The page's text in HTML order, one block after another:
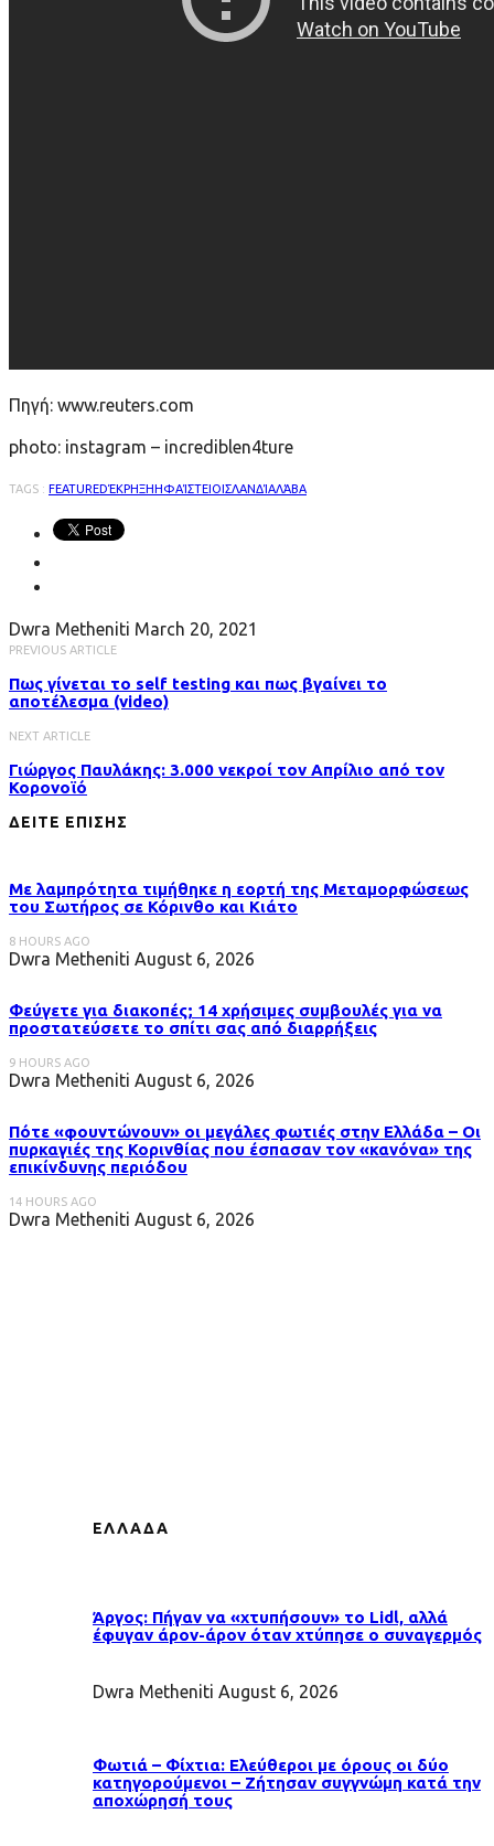
Πηγή: www.reuters.com
photo: instagram – incrediblen4ture
TAGS : FEATUREDΈΚΡΗΞΗΗΦΑΊΣΤΕΙΟΙΣΛΑΝΔΊΑΛΆΒΑ
Dwra Metheniti March 20, 2021
PREVIOUS ARTICLE
Πως γίνεται το self testing και πως βγαίνει το
αποτέλεσμα (video)
NEXT ARTICLE
Γιώργος Παυλάκης: 3.000 νεκροί τον Απρίλιο από τον
Κορονοϊό
ΔΕΙΤΕ ΕΠΙΣΗΣ
Με λαμπρότητα τιμήθηκε η εορτή της Μεταμορφώσεως
του Σωτήρος σε Κόρινθο και Κιάτο
8 HOURS AGO
Dwra Metheniti August 6, 2026
Φεύγετε για διακοπές; 14 χρήσιμες συμβουλές για να
προστατεύσετε το σπίτι σας από διαρρήξεις
9 HOURS AGO
Dwra Metheniti August 6, 2026
Πότε «φουντώνουν» οι μεγάλες φωτιές στην Ελλάδα – Οι
πυρκαγιές της Κορινθίας που έσπασαν τον «κανόνα» της
επικίνδυνης περιόδου
14 HOURS AGO
Dwra Metheniti August 6, 2026
ΕΛΛΑΔΑ
Άργος: Πήγαν να «χτυπήσουν» το Lidl, αλλά
έφυγαν άρον-άρον όταν χτύπησε ο συναγερμός
Dwra Metheniti August 6, 2026
Φωτιά – Φίχτια: Ελεύθεροι με όρους οι δύο
κατηγορούμενοι – Ζήτησαν συγγνώμη κατά την
αποχώρησή τους